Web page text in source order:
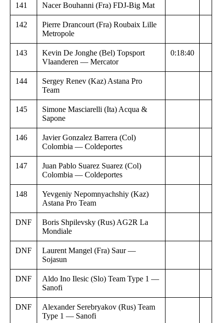
141 Nacer Bouhanni (Fra) FDJ-Big Mat
142
Pierre Drancourt (Fra) Roubaix Lille
Metropole
143
Kevin De Jonghe (Bel) Topsport
Vlaanderen — Mercator
0:18:40
144
Sergey Renev (Kaz) Astana Pro
Team
145
Simone Masciarelli (Ita) Acqua &
Sapone
146
Javier Gonzalez Barrera (Col)
Colombia — Coldeportes
147
Juan Pablo Suarez Suarez (Col)
Colombia — Coldeportes
148
Yevgeniy Nepomnyachshiy (Kaz)
Astana Pro Team
DNF
Boris Shpilevsky (Rus) AG2R La
Mondiale
DNF
Laurent Mangel (Fra) Saur —
Sojasun
DNF
Aldo Ino Ilesic (Slo) Team Type 1 —
Sanofi
DNF
Alexander Serebryakov (Rus) Team
Type 1 — Sanofi